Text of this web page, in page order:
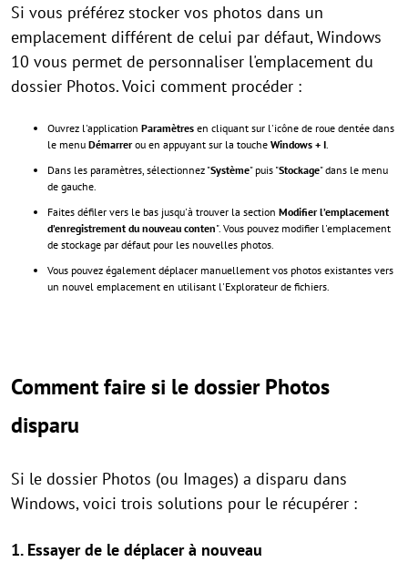
Si vous préférez stocker vos photos dans un
emplacement différent de celui par défaut, Windows
10 vous permet de personnaliser l'emplacement du
dossier Photos. Voici comment procéder :
Ouvrez l'application Paramètres en cliquant sur l'icône de roue dentée dans
le menu Démarrerou en appuyant sur la touche Windows + I.
Dans les paramètres, sélectionnez "Système" puis "Stockage" dans le menu
de gauche.
Faites défiler vers le bas jusqu'à trouver la section Modifier l’emplacement
d’enregistrement du nouveau conten". Vous pouvez modifier l'emplacement
de stockage par défaut pour les nouvelles photos.
Vous pouvez également déplacer manuellement vos photos existantes vers
un nouvel emplacement en utilisant l'Explorateur de fichiers.
Comment faire si le dossier Photos
disparu
Si le dossier Photos (ou Images) a disparu dans
Windows, voici trois solutions pour le récupérer :
1. Essayer de le déplacer à nouveau